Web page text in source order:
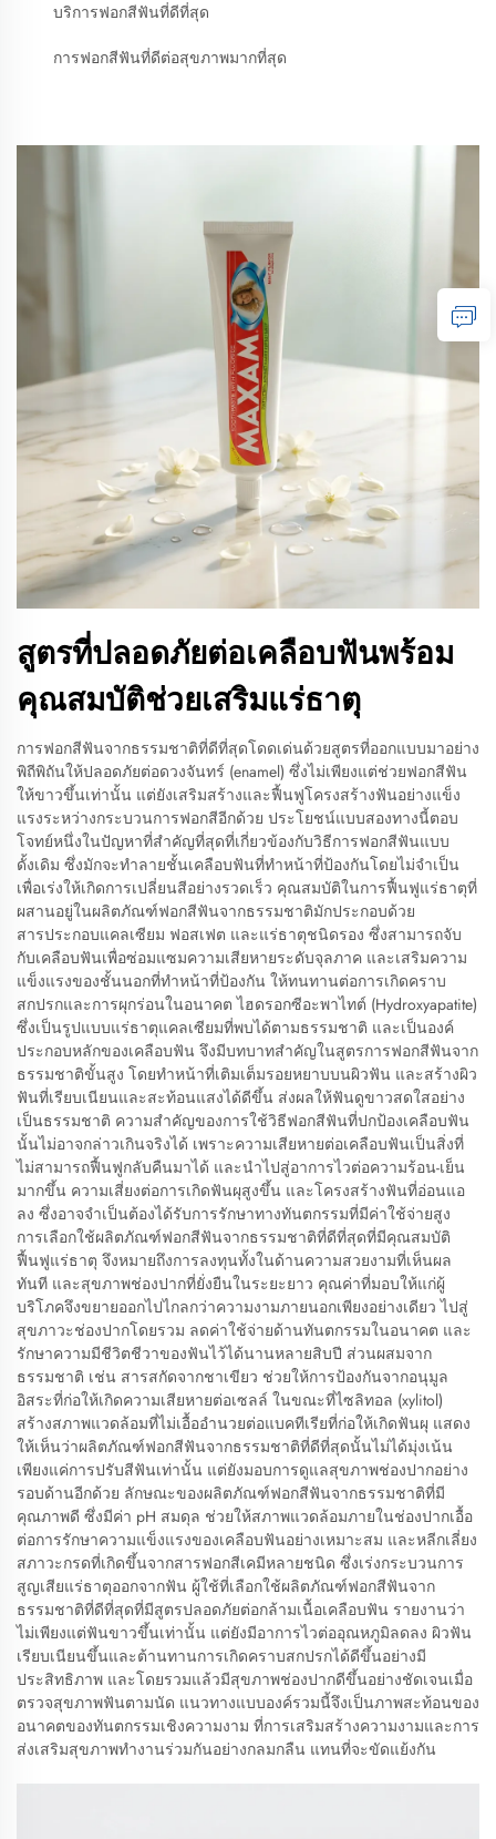
บริการฟอกสีฟันที่ดีที่สุด
การฟอกสีฟันที่ดีต่อสุขภาพมากที่สุด
สูตรที่ปลอดภัยต่อเคลือบฟันพร้อม
คุณสมบัติช่วยเสริมแร่ธาตุ
การฟอกสีฟันจากธรรมชาติที่ดีที่สุดโดดเด่นด้วยสูตรที่ออกแบบมาอย่าง
พิถีพิถันให้ปลอดภัยต่อดวงจันทร์ (enamel) ซึ่งไม่เพียงแต่ช่วยฟอกสีฟัน
ให้ขาวขึ้นเท่านั้น แต่ยังเสริมสร้างและฟื้นฟูโครงสร้างฟันอย่างแข็ง
แรงระหว่างกระบวนการฟอกสีอีกด้วย ประโยชน์แบบสองทางนี้ตอบ
โจทย์หนึ่งในปัญหาที่สำคัญที่สุดที่เกี่ยวข้องกับวิธีการฟอกสีฟันแบบ
ดั้งเดิม ซึ่งมักจะทำลายชั้นเคลือบฟันที่ทำหน้าที่ป้องกันโดยไม่จำเป็น
เพื่อเร่งให้เกิดการเปลี่ยนสีอย่างรวดเร็ว คุณสมบัติในการฟื้นฟูแร่ธาตุที่
ผสานอยู่ในผลิตภัณฑ์ฟอกสีฟันจากธรรมชาติมักประกอบด้วย
สารประกอบแคลเซียม ฟอสเฟต และแร่ธาตุชนิดรอง ซึ่งสามารถจับ
กับเคลือบฟันเพื่อซ่อมแซมความเสียหายระดับจุลภาค และเสริมความ
แข็งแรงของชั้นนอกที่ทำหน้าที่ป้องกัน ให้ทนทานต่อการเกิดคราบ
สกปรกและการผุกร่อนในอนาคต ไฮดรอกซีอะพาไทต์ (Hydroxyapatite)
ซึ่งเป็นรูปแบบแร่ธาตุแคลเซียมที่พบได้ตามธรรมชาติ และเป็นองค์
ประกอบหลักของเคลือบฟัน จึงมีบทบาทสำคัญในสูตรการฟอกสีฟันจาก
ธรรมชาติขั้นสูง โดยทำหน้าที่เติมเต็มรอยหยาบบนผิวฟัน และสร้างผิว
ฟันที่เรียบเนียนและสะท้อนแสงได้ดีขึ้น ส่งผลให้ฟันดูขาวสดใสอย่าง
เป็นธรรมชาติ ความสำคัญของการใช้วิธีฟอกสีฟันที่ปกป้องเคลือบฟัน
นั้นไม่อาจกล่าวเกินจริงได้ เพราะความเสียหายต่อเคลือบฟันเป็นสิ่งที่
ไม่สามารถฟื้นฟูกลับคืนมาได้ และนำไปสู่อาการไวต่อความร้อน-เย็น
มากขึ้น ความเสี่ยงต่อการเกิดฟันผุสูงขึ้น และโครงสร้างฟันที่อ่อนแอ
ลง ซึ่งอาจจำเป็นต้องได้รับการรักษาทางทันตกรรมที่มีค่าใช้จ่ายสูง
การเลือกใช้ผลิตภัณฑ์ฟอกสีฟันจากธรรมชาติที่ดีที่สุดที่มีคุณสมบัติ
ฟื้นฟูแร่ธาตุ จึงหมายถึงการลงทุนทั้งในด้านความสวยงามที่เห็นผล
ทันที และสุขภาพช่องปากที่ยั่งยืนในระยะยาว คุณค่าที่มอบให้แก่ผู้
บริโภคจึงขยายออกไปไกลกว่าความงามภายนอกเพียงอย่างเดียว ไปสู่
สุขภาวะช่องปากโดยรวม ลดค่าใช้จ่ายด้านทันตกรรมในอนาคต และ
รักษาความมีชีวิตชีวาของฟันไว้ได้นานหลายสิบปี ส่วนผสมจาก
ธรรมชาติ เช่น สารสกัดจากชาเขียว ช่วยให้การป้องกันจากอนุมูล
อิสระที่ก่อให้เกิดความเสียหายต่อเซลล์ ในขณะที่ไซลิทอล (xylitol)
สร้างสภาพแวดล้อมที่ไม่เอื้ออำนวยต่อแบคทีเรียที่ก่อให้เกิดฟันผุ แสดง
ให้เห็นว่าผลิตภัณฑ์ฟอกสีฟันจากธรรมชาติที่ดีที่สุดนั้นไม่ได้มุ่งเน้น
เพียงแค่การปรับสีฟันเท่านั้น แต่ยังมอบการดูแลสุขภาพช่องปากอย่าง
รอบด้านอีกด้วย ลักษณะของผลิตภัณฑ์ฟอกสีฟันจากธรรมชาติที่มี
คุณภาพดี ซึ่งมีค่า pH สมดุล ช่วยให้สภาพแวดล้อมภายในช่องปากเอื้อ
ต่อการรักษาความแข็งแรงของเคลือบฟันอย่างเหมาะสม และหลีกเลี่ยง
สภาวะกรดที่เกิดขึ้นจากสารฟอกสีเคมีหลายชนิด ซึ่งเร่งกระบวนการ
สูญเสียแร่ธาตุออกจากฟัน ผู้ใช้ที่เลือกใช้ผลิตภัณฑ์ฟอกสีฟันจาก
ธรรมชาติที่ดีที่สุดที่มีสูตรปลอดภัยต่อกล้ามเนื้อเคลือบฟัน รายงานว่า
ไม่เพียงแต่ฟันขาวขึ้นเท่านั้น แต่ยังมีอาการไวต่ออุณหภูมิลดลง ผิวฟัน
เรียบเนียนขึ้นและต้านทานการเกิดคราบสกปรกได้ดีขึ้นอย่างมี
ประสิทธิภาพ และโดยรวมแล้วมีสุขภาพช่องปากดีขึ้นอย่างชัดเจนเมื่อ
ตรวจสุขภาพฟันตามนัด แนวทางแบบองค์รวมนี้จึงเป็นภาพสะท้อนของ
อนาคตของทันตกรรมเชิงความงาม ที่การเสริมสร้างความงามและการ
ส่งเสริมสุขภาพทำงานร่วมกันอย่างกลมกลืน แทนที่จะขัดแย้งกัน